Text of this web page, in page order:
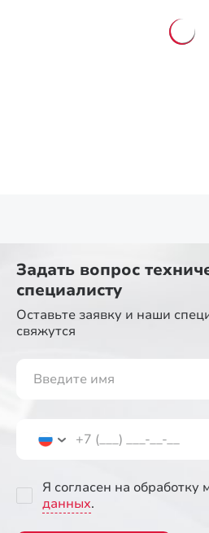
Задать вопрос
специалисту
Оставьте заявку и наши
свяжутся
Я согласен на обработку
данных.